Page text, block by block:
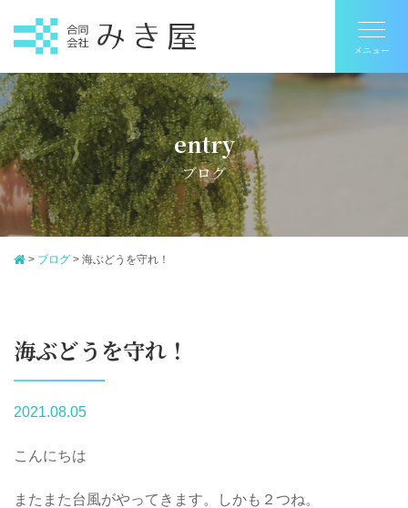
entry
ブログ
> ブログ > 海ぶどうを守れ！
海ぶどうを守れ！
2021.08.05
こんにちは
またまた台風がやってきます。しかも２つね。